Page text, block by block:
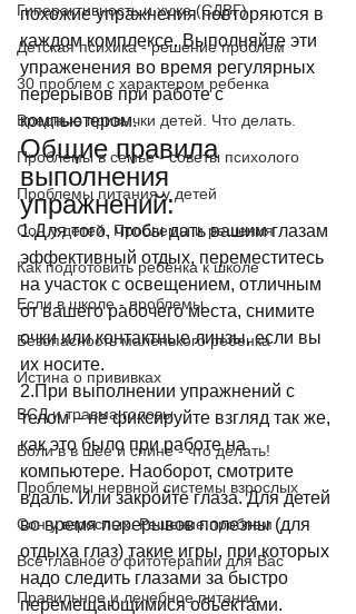
Гиперактивность и хуже (СДВГ)
Детская психика - решение проблем
30 проблем с характером ребенка
Вредные привычки детей. Что делать.
Проблемы в семье - советы психолого
Проблемы питания у детей
Сон у детей. Проблемы и решения
Как подготовить ребенка к школе
Если в школе - проблемы
Безопасность маленького ребенка
Истина о прививках
ВСД и травма головы
Боли в в шее и спине - что делать!
Проблемы нервной системы взрослых
Сон у взрослых. Решение проблем
Все главное о фитотерапии для Вас
Правильное и лечебное питание
похожие упражнения повторяются в
каждом комплексе. Выполняйте эти
упраженения во время регулярных
перерывов при работе с
компьютером.
Общие правила
выполнения
упражнений:
1.Для того, чтобы дать вашим глазам
эффективный отдых, переместитесь
на участок с освещением, отличным
от вашего рабочего места, снимите
очки или контактные линзы, если вы
их носите.
2.При выполнении упражнений с
телом – не фиксируйте взгляд так же,
как это было при работе на
компьютере. Наоборот, смотрите
вдаль. Или закройте глаза. Для детей
во время перерывов полезны (для
отдыха глаз) такие игры, при которых
надо следить глазами за быстро
перемещающимися объектами.